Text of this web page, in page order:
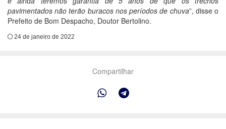
pavimentados não terão buracos nos períodos de chuva”, disse o
Prefeito de Bom Despacho, Doutor Bertolino.
24 de janeiro de 2022
Compartilhar